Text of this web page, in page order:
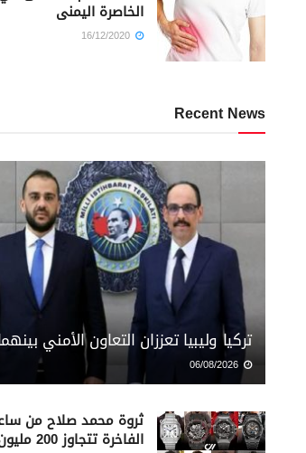
الخاصرة اليمنى
Recent News
تركيا وليبيا تعززان التعاون الأمني
ثروة محمد صلاح من
الفاخرة تتجاوز 200 مليون ليرة